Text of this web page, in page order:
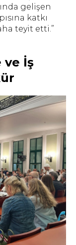
gelişen
katkı
teyit etti.”
ve İş